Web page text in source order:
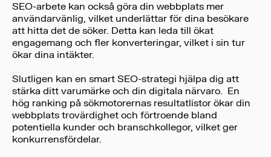
SEO-arbete kan också göra din webbplats mer
användarvänlig, vilket underlättar för dina besökare
att hitta det de söker. Detta kan leda till ökat
engagemang och fler konverteringar, vilket i sin tur
ökar dina intäkter.
Slutligen kan en smart SEO-strategi hjälpa dig att
stärka ditt varumärke och din digitala närvaro. En
hög ranking på sökmotorernas resultatlistor ökar din
webbplats trovärdighet och förtroende bland
potentiella kunder och branschkollegor, vilket ger
konkurrensfördelar.